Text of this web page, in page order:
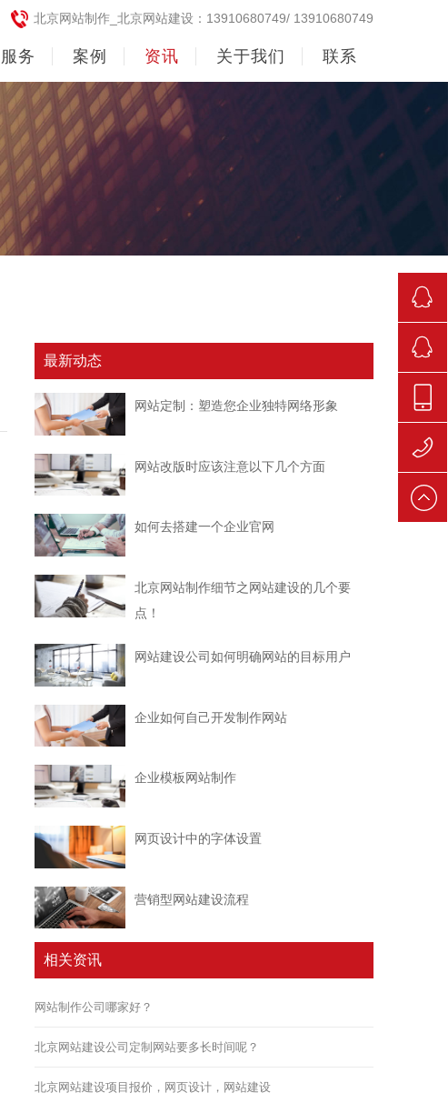
北京网站制作_北京网站建设：13910680749/ 13910680749
服务 案例 资讯 关于我们 联系
最新动态
网站定制：塑造您企业独特网络形象
网站改版时应该注意以下几个方面
如何去搭建一个企业官网
北京网站制作细节之网站建设的几个要
点！
网站建设公司如何明确网站的目标用户
企业如何自己开发制作网站
企业模板网站制作
网页设计中的字体设置
营销型网站建设流程
相关资讯
网站制作公司哪家好？
北京网站建设公司定制网站要多长时间呢？
北京网站建设项目报价，网页设计，网站建设